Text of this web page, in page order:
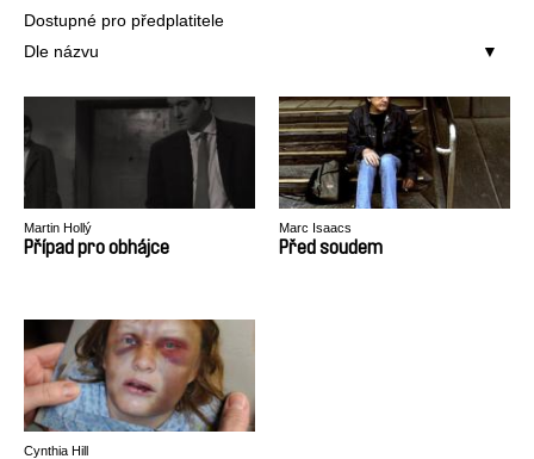
Dostupné pro předplatitele
Dle názvu
Martin Hollý
Případ pro obhájce
Marc Isaacs
Před soudem
Cynthia Hill